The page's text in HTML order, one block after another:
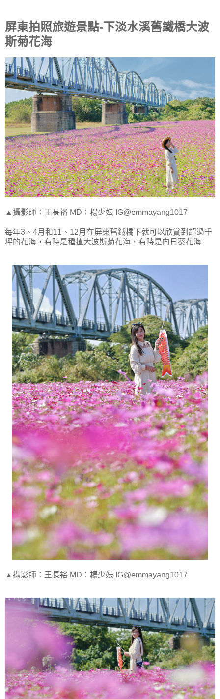
屏東拍照旅遊景點-下淡水溪舊鐵橋大波
斯菊花海
▲攝影師：王長裕 MD：楊少妘 IG@emmayang1017
每年3、4月和11、12月在屏東舊鐵橋下就可以欣賞到超過千
坪的花海，有時是種植大波斯菊花海，有時是向日葵花海
▲攝影師：王長裕 MD：楊少妘 IG@emmayang1017